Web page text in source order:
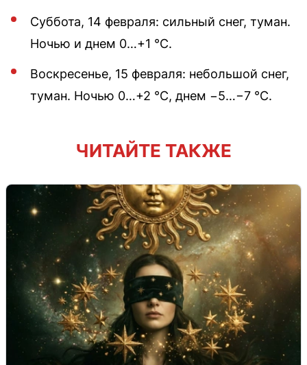
Суббота, 14 февраля: сильный снег, туман.
Ночью и днем 0…+1 °С.
Воскресенье, 15 февраля: небольшой снег,
туман. Ночью 0…+2 °С, днем −5…−7 °С.
ЧИТАЙТЕ ТАКЖЕ